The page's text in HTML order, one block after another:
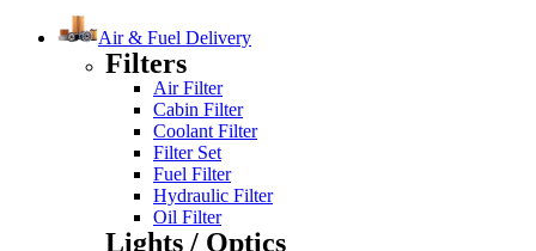
Air & Fuel Delivery
Filters
Air Filter
Cabin Filter
Coolant Filter
Filter Set
Fuel Filter
Hydraulic Filter
Oil Filter
Lights / Optics